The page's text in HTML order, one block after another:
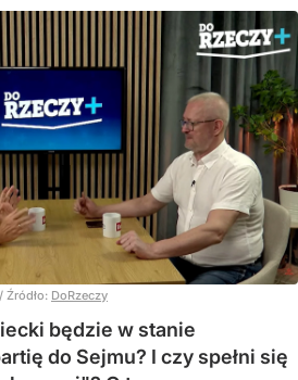
/ Źródło: DoRzeczy
będzie w stanie
do Sejmu? I czy spełni się